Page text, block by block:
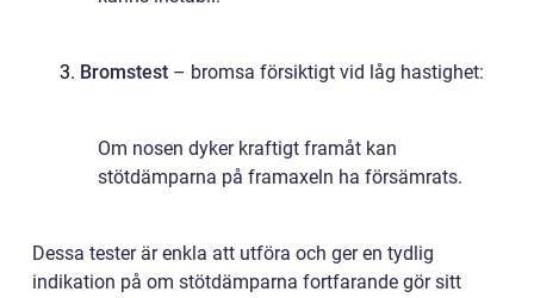
Bromstest – bromsa försiktigt vid låg hastighet:
Om nosen dyker kraftigt framåt kan
stötdämparna på framaxeln ha försämrats.
Dessa tester är enkla att utföra och ger en tydlig
indikation på om stötdämparna fortfarande gör sitt